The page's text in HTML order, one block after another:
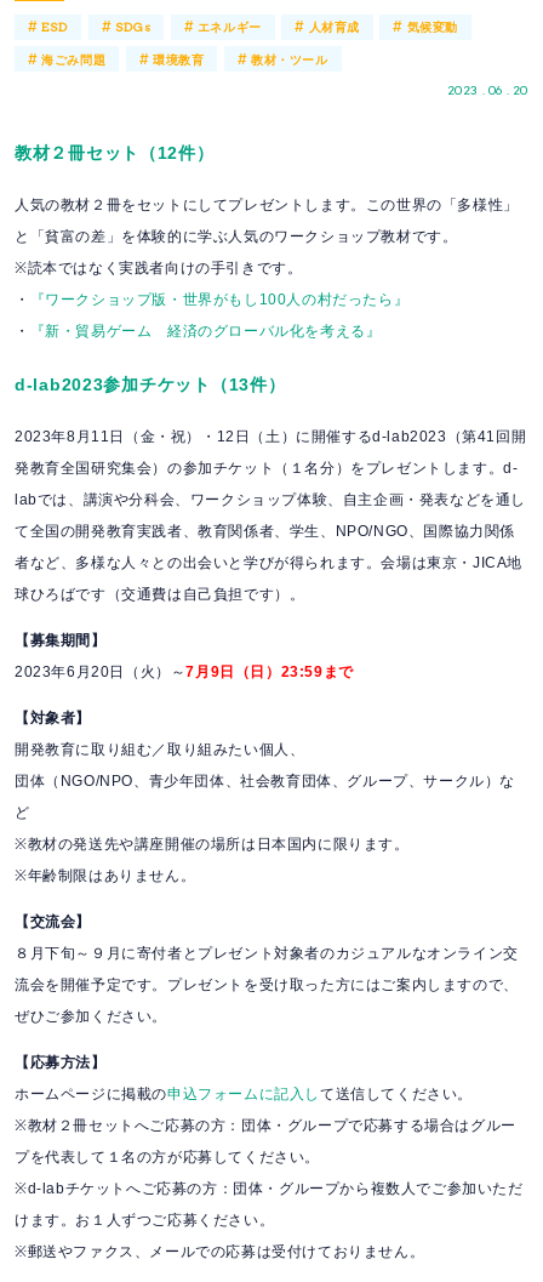
2023 . 06 . 20
#ESD # SDGs # エネルギー # 人材育成 # 気候変動
#海ごみ問題 # 環境教育 #教材・ツール
教材２冊セット（12件）
人気の教材２冊をセットにしてプレゼントします。この世界の「多様性」
と「貧富の差」を体験的に学ぶ人気のワークショップ教材です。
※読本ではなく実践者向けの手引きです。
・
『ワークショップ版・世界がもし100人の村だったら』
・
『新・貿易ゲーム 経済のグローバル化を考える』
d-lab2023参加チケット（13件）
2023年8月11日（金・祝）・12日（土）に開催するd-lab2023（第41回開
発教育全国研究集会）の参加チケット（１名分）をプレゼントします。d-
labでは、講演や分科会、ワークショップ体験、自主企画・発表などを通し
て全国の開発教育実践者、教育関係者、学生、NPO/NGO、国際協力関係
者など、多様な人々との出会いと学びが得られます。会場は東京・JICA地
球ひろばです（交通費は自己負担です）。
【募集期間】
2023年6月20日（火）～7月9日（日）23:59まで
【対象者】
開発教育に取り組む／取り組みたい個人、
団体（NGO/NPO、青少年団体、社会教育団体、グループ、サークル）な
ど
※教材の発送先や講座開催の場所は日本国内に限ります。
※年齢制限はありません。
【交流会】
８月下旬～９月に寄付者とプレゼント対象者のカジュアルなオンライン交
流会を開催予定です。プレゼントを受け取った方にはご案内しますので、
ぜひご参加ください。
【応募方法】
ホームページに掲載の申込フォームに記入し て送信してください。
※教材２冊セットへご応募の方：団体・グループで応募する場合はグルー
プを代表して１名の方が応募してください。
※d-labチケットへご応募の方：団体・グループから複数人でご参加いただ
けます。お１人ずつご応募ください。
※郵送やファクス、メールでの応募は受付けておりません。